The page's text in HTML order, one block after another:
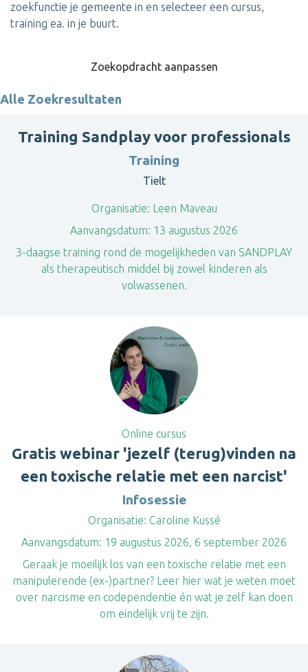
zoekfunctie je gemeente in en selecteer een cursus,
training ea. in je buurt.
Zoekopdracht aanpassen
Alle Zoekresultaten
Training Sandplay voor professionals
Training
Tielt
Organisatie: Leen Maveau
Aanvangsdatum: 13 augustus 2026
3-daagse training rond de mogelijkheden van SANDPLAY
als therapeutisch middel bij zowel kinderen als
volwassenen.
Online cursus
Gratis webinar 'jezelf (terug)vinden na
een toxische relatie met een narcist'
Infosessie
Organisatie: Caroline Kussé
Aanvangsdatum: 19 augustus 2026, 6 september 2026
Geraak je moeilijk los van een toxische relatie met een
manipulerende (ex-)partner? Leer hier wat je weten moet
over narcisme en codependentie én wat je zelf kan doen
om eindelijk vrij te zijn.